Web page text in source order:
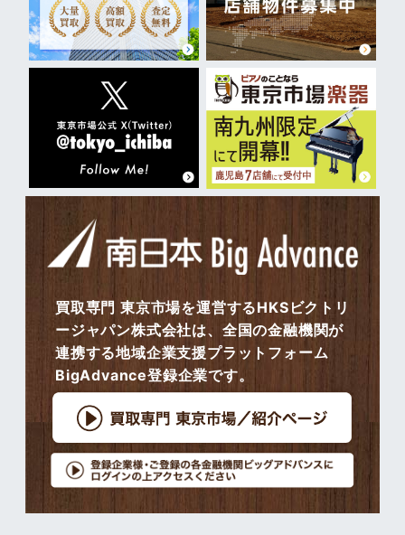
買取専門 東京市場を運営するHKSビクトリ
ージャパン株式会社は、全国の金融機関が
連携する地域企業支援プラットフォーム
BigAdvance登録企業です。